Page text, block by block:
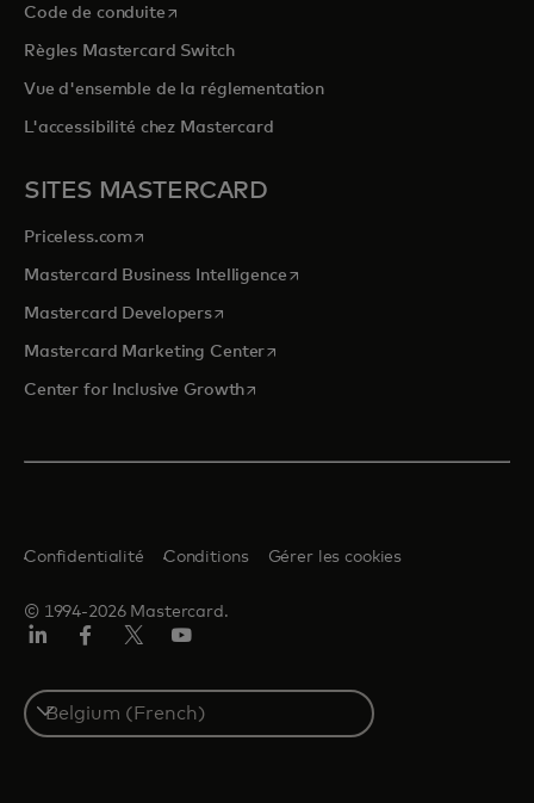
Code de conduites’ouvre dans un nouvel onglet
Règles Mastercard Switch
Vue d'ensemble de la réglementation
L'accessibilité chez Mastercard
SITES MASTERCARD
Priceless.com s’ouvre dans un nouvel onglet
Mastercard Business Intelligences’ouvre dans un nouvel onglet
Mastercard Developerss’ouvre dans un nouvel onglet
Mastercard Marketing Centers’ouvre dans un nouvel onglet
Center for Inclusive Growths’ouvre dans un nouvel onglet
© 1994-2026 Mastercard.
Confidentialité Conditions Gérer les cookies
Select
a
country